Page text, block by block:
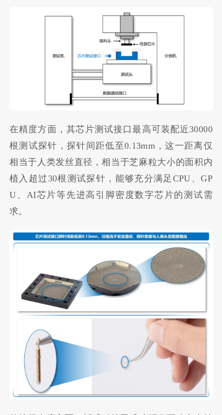
在精度方面，其芯片测试接口最高可装配近30000
根测试探针，探针间距低至0.13mm，这一距离仅
相当于人类发丝直径，相当于芝麻粒大小的面积内
植入超过30根测试探针，能够充分满足CPU、GP
U、AI芯片等先进高引脚密度数字芯片的测试需
求。